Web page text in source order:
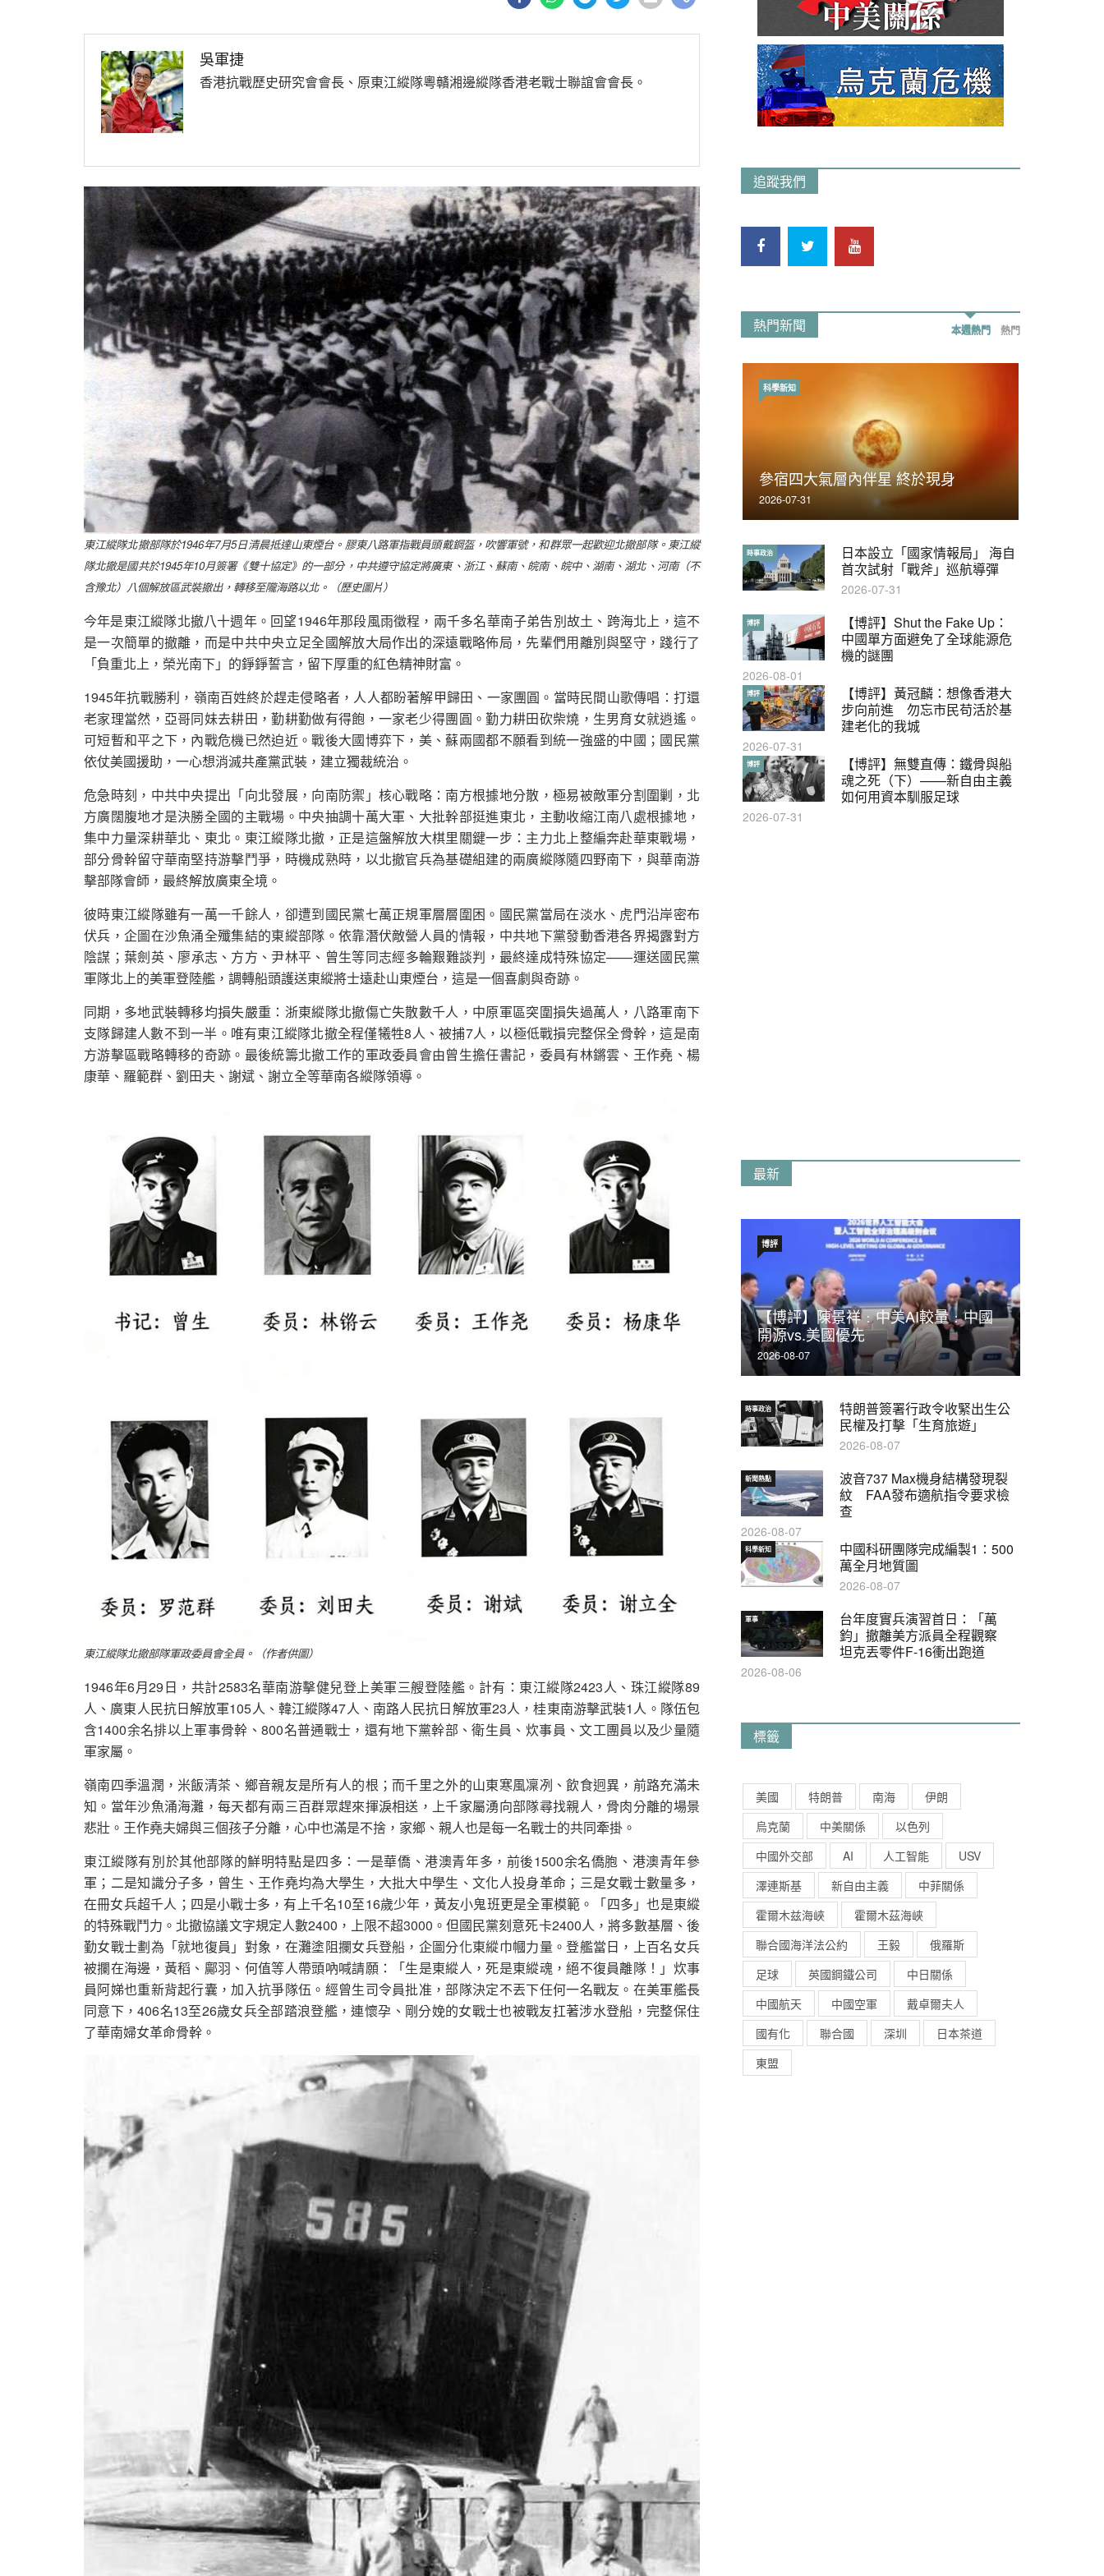
吳軍捷
香港抗戰歷史研究會會長、原東江縱隊粵贛湘邊縱隊香港老戰士聯誼會會長。
東江縱隊北撤部隊於1946年7月5日清晨抵達山東煙台。膠東八路軍指戰員頭戴鋼盔，吹響軍號，和群眾一起歡迎北撤部隊。東江縱
隊北撤是國共於1945年10月簽署《雙十協定》的一部分，中共遵守協定將廣東、浙江、蘇南、皖南、皖中、湖南、湖北、河南（不
含豫北）八個解放區武裝撤出，轉移至隴海路以北。（歷史圖片）
今年是東江縱隊北撤八十週年。回望1946年那段風雨徵程，兩千多名華南子弟告別故土、跨海北上，這不
是一次簡單的撤離，而是中共中央立足全國解放大局作出的深遠戰略佈局，先輩們用離別與堅守，踐行了
「負重北上，榮光南下」的錚錚誓言，留下厚重的紅色精神財富。
1945年抗戰勝利，嶺南百姓終於趕走侵略者，人人都盼著解甲歸田、一家團圓。當時民間山歌傳唱：打還
老家理當然，亞哥同妹去耕田，勤耕勤做有得飽，一家老少得團圓。勤力耕田砍柴燒，生男育女就逍遙。
可短暫和平之下，內戰危機已然迫近。戰後大國博弈下，美、蘇兩國都不願看到統一強盛的中國；國民黨
依仗美國援助，一心想消滅共產黨武裝，建立獨裁統治。
危急時刻，中共中央提出「向北發展，向南防禦」核心戰略：南方根據地分散，極易被敵軍分割圍剿，北
方廣闊腹地才是決勝全國的主戰場。中央抽調十萬大軍、大批幹部挺進東北，主動收縮江南八處根據地，
集中力量深耕華北、東北。東江縱隊北撤，正是這盤解放大棋里關鍵一步：主力北上整編奔赴華東戰場，
部分骨幹留守華南堅持游擊鬥爭，時機成熟時，以北撤官兵為基礎組建的兩廣縱隊隨四野南下，與華南游
擊部隊會師，最終解放廣東全境。
彼時東江縱隊雖有一萬一千餘人，卻遭到國民黨七萬正規軍層層圍困。國民黨當局在淡水、虎門沿岸密布
伏兵，企圖在沙魚涌全殲集結的東縱部隊。依靠潛伏敵營人員的情報，中共地下黨發動香港各界揭露對方
陰謀；葉劍英、廖承志、方方、尹林平、曾生等同志經多輪艱難談判，最終達成特殊協定——運送國民黨
軍隊北上的美軍登陸艦，調轉船頭護送東縱將士遠赴山東煙台，這是一個喜劇與奇跡。
同期，多地武裝轉移均損失嚴重：浙東縱隊北撤傷亡失散數千人，中原軍區突圍損失過萬人，八路軍南下
支隊歸建人數不到一半。唯有東江縱隊北撤全程僅犧牲8人、被捕7人，以極低戰損完整保全骨幹，這是南
方游擊區戰略轉移的奇跡。最後統籌北撤工作的軍政委員會由曾生擔任書記，委員有林鏘雲、王作堯、楊
康華、羅範群、劉田夫、謝斌、謝立全等華南各縱隊領導。
東江縱隊北撤部隊軍政委員會全員。（作者供圖）
1946年6月29日，共計2583名華南游擊健兒登上美軍三艘登陸艦。計有：東江縱隊2423人、珠江縱隊89
人、廣東人民抗日解放軍105人、韓江縱隊47人、南路人民抗日解放軍23人，桂東南游擊武裝1人。隊伍包
含1400余名排以上軍事骨幹、800名普通戰士，還有地下黨幹部、衛生員、炊事員、文工團員以及少量隨
軍家屬。
嶺南四季溫潤，米飯清茶、鄉音親友是所有人的根；而千里之外的山東寒風凜冽、飲食迥異，前路充滿未
知。當年沙魚涌海灘，每天都有兩三百群眾趕來揮淚相送，上千家屬湧向部隊尋找親人，骨肉分離的場景
悲壯。王作堯夫婦與三個孩子分離，心中也滿是不捨，家鄉、親人也是每一名戰士的共同牽掛。
東江縱隊有別於其他部隊的鮮明特點是四多：一是華僑、港澳青年多，前後1500余名僑胞、港澳青年參
軍；二是知識分子多，曾生、王作堯均為大學生，大批大中學生、文化人投身革命；三是女戰士數量多，
在冊女兵超千人；四是小戰士多，有上千名10至16歲少年，黃友小鬼班更是全軍模範。「四多」也是東縱
的特殊戰鬥力。北撤協議文字規定人數2400，上限不超3000。但國民黨刻意死卡2400人，將多數基層、後
勤女戰士劃為「就地復員」對象，在灘塗阻攔女兵登船，企圖分化東縱巾幗力量。登艦當日，上百名女兵
被攔在海邊，黃稻、鄺羽、何值等人帶頭吶喊請願：「生是東縱人，死是東縱魂，絕不復員離隊！」炊事
員阿娣也重新背起行囊，加入抗爭隊伍。經曾生司令員批准，部隊決定不丟下任何一名戰友。在美軍艦長
同意下，406名13至26歲女兵全部踏浪登艦，連懷孕、剛分娩的女戰士也被戰友扛著涉水登船，完整保住
了華南婦女革命骨幹。
追蹤我們
熱門新聞 本週熱門 熱門
參宿四大氣層內伴星 終於現身
2026-07-31
科學新知
日本設立「國家情報局」 海自
首次試射「戰斧」巡航導彈
時事政治
2026-07-31
【博評】Shut the Fake Up：
中國單方面避免了全球能源危
機的謎團
博評
2026-08-01
【博評】黃冠麟：想像香港大
步向前進 勿忘市民苟活於基
建老化的我城
博評
2026-07-31
【博評】無雙直傳：鐵骨與船
魂之死（下）——新自由主義
如何用資本馴服足球
博評
2026-07-31
荃灣反黑組「砌生豬肉」砌錯O記臥
底4警員被控
2019-11-01
時事政治
【輕百科】被抽中當陪審員能
拒絕嗎？
輕百科
2017-10-17
【輕盤點】集會遊行陸續有
來？一文盡覽8月示威活動
輕盤點
2019-08-30
本港保護兒童法例雜亂互相矛
盾家長易墮法網
特稿
2019-05-21
【輕百科】甚麼按摩院要領
牌？顧客涉及刑責嗎？
輕百科
2021-05-13
最新
【博評】陳景祥﹕中美AI較量﹕中國
開源vs.美國優先
2026-08-07
博評
特朗普簽署行政令收緊出生公
民權及打擊「生育旅遊」
時事政治
2026-08-07
波音737 Max機身結構發現裂
紋 FAA發布適航指令要求檢
查
新聞熱點
2026-08-07
中國科研團隊完成編製1∶500
萬全月地質圖
科學新知
2026-08-07
台年度實兵演習首日：「萬
鈞」撤離美方派員全程觀察
坦克丟零件F-16衝出跑道
軍事
2026-08-06
標籤
美國 特朗普 南海
伊朗
烏克蘭
中美關係
以色列
中國外交部
AI 人工智能
USV
澤連斯基
新自由主義
中菲關係
霍爾木兹海峽
霍爾木茲海峽
聯合國海洋法公約
王毅
俄羅斯
足球
英國鋼鐵公司
中日關係
中國航天
中國空軍
戴卓爾夫人
國有化
聯合國 深圳
日本茶道
東盟